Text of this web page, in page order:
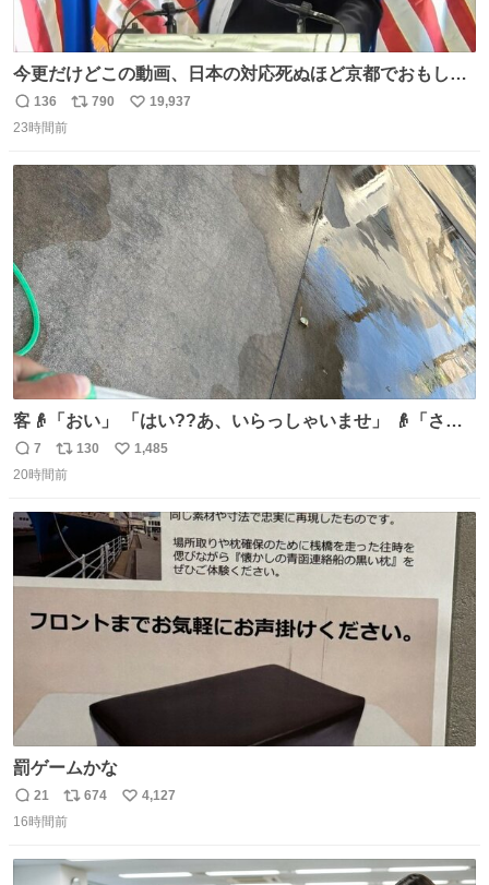
今更だけどこの動画、日本の対応死ぬほど京都でおもしろ
い。 なんなら敬語で丁寧に煽りまくってるの好き。笑
返
信
136
リ
ト
数
790
い
数
19,937
23時間前
客👴「おい」 「はい??あ、いらっしゃいませ」 👴「さっ
きからずっと水出しっぱなしでもったいないだろ」 「静電
気を逃がし、熱くなった地面の温度を下げ、引火事故の防
ことをするな!!」 それでは歌います、聞いてください 「井
戸水」
返
信
7
リ
ポ
ト
数
130
い
数
1,485
20時間前
罰ゲームかな
返
信
21
リ
ポ
ト
674
い
数
4,127
16時間前